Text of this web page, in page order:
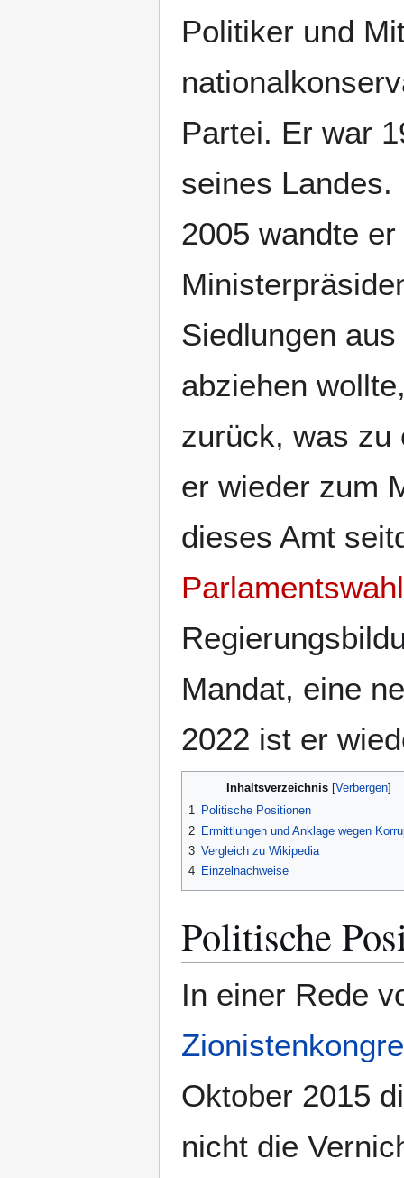
Politiker und
Partei. Er war
seines
2005 wandte
Siedlungen
abziehen
zurück, was zu
er wieder zum
dieses Amt
Mandat, eine
2022 ist er
Inhaltsverzeichnis
1 Politische Positionen
2 Ermittlungen und Anklage wegen
3 Vergleich zu Wikipedia
4 Einzelnachweise
Politische
In einer Rede
Oktober 2015
nicht die